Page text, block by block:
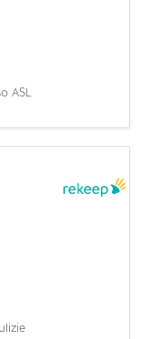
ASL
di
La
di